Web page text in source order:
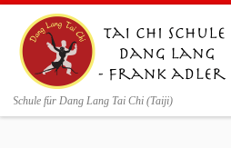
Zum Inhalt springen
Schule für Dang Lang Tai Chi (Taiji)